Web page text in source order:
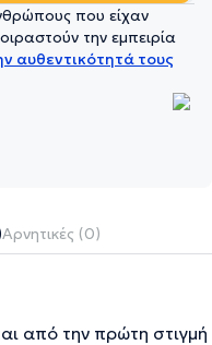
που είχαν
την εμπειρία
αυθεντικότητά τους
Αρνητικές (0)
από την πρώτη στιγμή